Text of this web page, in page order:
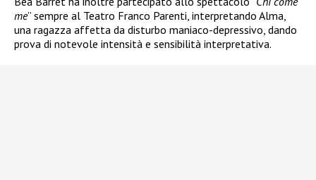
me” sempre al Teatro Franco Parenti, interpretando Alma,
una ragazza affetta da disturbo maniaco-depressivo, dando
prova di notevole intensità e sensibilità interpretativa.